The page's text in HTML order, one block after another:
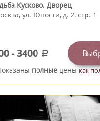
Кусково. Дворец
, ул. Юности, д. 2, стр. 1
-3400 a
полныеценыкак